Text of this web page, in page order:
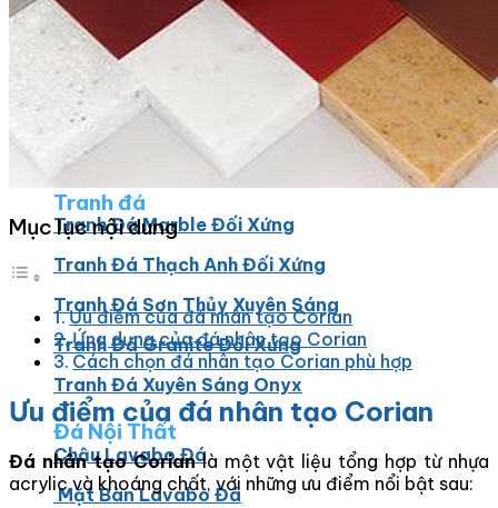
Đá Ốp Cột
Đá Ốp Thang Máy
Đá Ốp Bếp
Đá Ốp Bếp Tự Nhiên
Tranh đá
Tranh Đá Marble Đối Xứng
Tranh Đá Thạch Anh Đối Xứng
Tranh Đá Sơn Thủy Xuyên Sáng
Tranh Đá Granite Đối Xứng
Tranh Đá Xuyên Sáng Onyx
Đá Nội Thất
Chậu Lavabo Đá
Mặt Bàn Lavabo Đá
Mục lục nội dung
Ưu điểm của đá nhân tạo Corian
Ứng dụng của đá nhân tạo Corian
Cách chọn đá nhân tạo Corian phù hợp
Ưu điểm của đá nhân tạo Corian
Đá nhân tạo Corianlà một vật liệu tổng hợp từ nhựa
acrylic và khoáng chất, với những ưu điểm nổi bật sau: